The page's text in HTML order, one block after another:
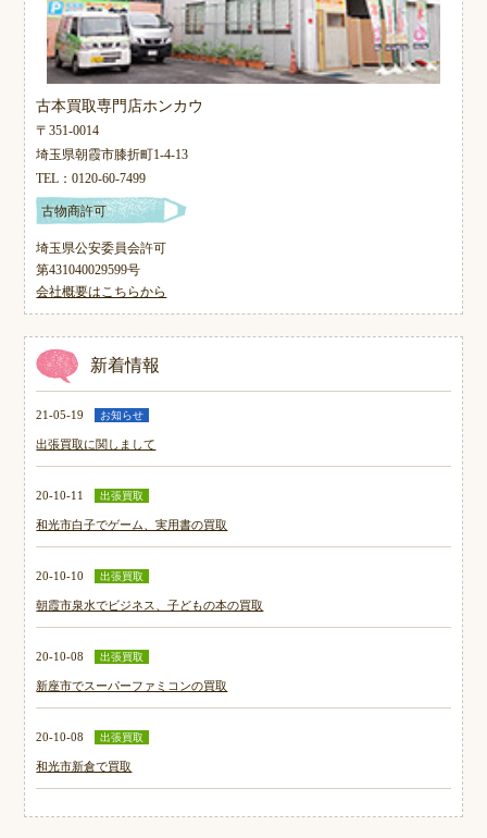
古本買取専門店ホンカウ
〒351-0014
埼玉県朝霞市膝折町1-4-13
TEL：0120-60-7499
古物商許可
埼玉県公安委員会許可
第431040029599号
会社概要はこちらから
新着情報
21-05-19 お知らせ
出張買取に関しまして
20-10-11 出張買取
和光市白子でゲーム、実用書の買取
20-10-10 出張買取
朝霞市泉水でビジネス、子どもの本の買取
20-10-08 出張買取
新座市でスーパーファミコンの買取
20-10-08 出張買取
和光市新倉で買取